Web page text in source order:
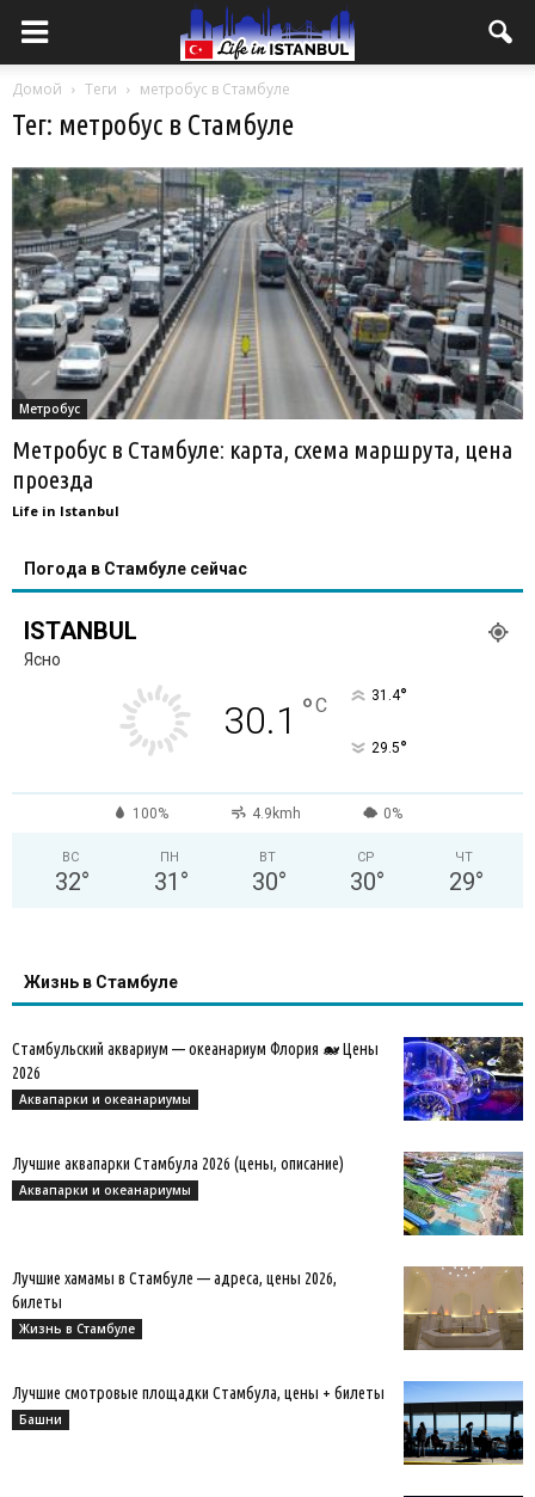
Домой Теги метробус в Стамбуле
Тег: метробус в Стамбуле
Метробус
Метробус в Стамбуле: карта, схема маршрута, цена
проезда
Life in Istanbul
Погода в Стамбуле сейчас
ISTANBUL
Ясно
30.1 °C 31.4°
29.5°
100% 4.9kmh 0%
ВС
32°
ПН
31 °
ВТ
30°
СР
30°
ЧТ
29°
Жизнь в Стамбуле
Стамбульский аквариум — океанариум Флория 🐋 Цены
2026
Аквапарки и океанариумы
Лучшие аквапарки Стамбула 2026 (цены, описание)
Аквапарки и океанариумы
Лучшие хамамы в Стамбуле — адреса, цены 2026,
билеты
Жизнь в Стамбуле
Лучшие смотровые площадки Стамбула, цены + билеты
Башни